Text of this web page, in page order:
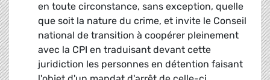
en toute circonstance, sans exception, quelle
que soit la nature du crime, et invite le Conseil
national de transition à coopérer pleinement
avec la CPI en traduisant devant cette
juridiction les personnes en détention faisant